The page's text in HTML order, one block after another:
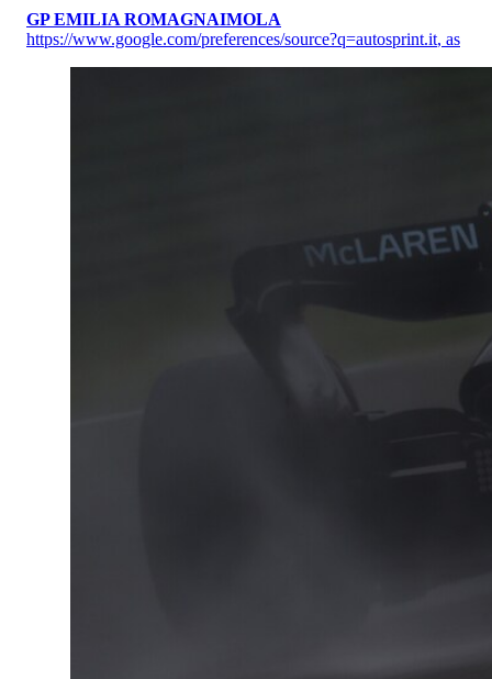
GP EMILIA ROMAGNAIMOLA
https://www.google.com/preferences/source?q=autosprint.it, as